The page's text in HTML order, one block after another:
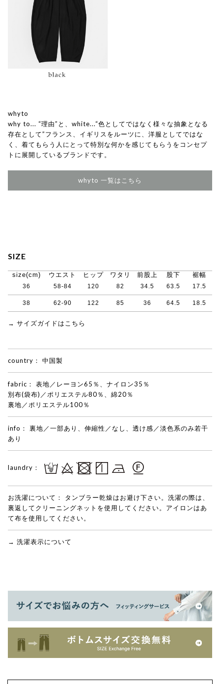
whyto
why to... “理由”と、white...“色としてではなく様々な抽象となる
存在として”フランス、イギリスをルーツに、洋服としてではな
く、着てもらう人にとって特別な何かを感じてもらうをコンセプ
トに展開しているブランドです。
whyto 一覧はこちら
SIZE
size(cm) ウエスト ヒップ ワタリ 前股上 股下 裾幅
36 58-84 120 82 34.5 63.5 17.5
38 62-90 122 85 36 64.5 18.5
→ サイズガイドはこちら
country： 中国製
fabric：
表地／レーヨン65％、ナイロン35％
別布(袋布)／ポリエステル80％、綿20％
裏地／ポリエステル100％
info：
裏地／一部あり、伸縮性／なし、透け感／淡色系のみ若干
あり
laundry：
お洗濯について：
タンブラー乾燥はお避け下さい。洗濯の際は、
裏返してクリーニングネットを使用してください。アイロンはあ
て布を使用してください。
→ 洗濯表示について